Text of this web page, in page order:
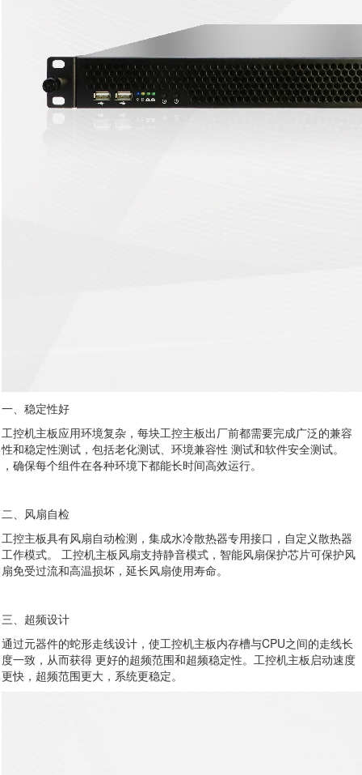
一、稳定性好
工控机主板应用环境复杂，每块工控主板出厂前都需要完成广泛的兼容
性和稳定性测试，包括老化测试、环境兼容性 测试和软件安全测试。
，确保每个组件在各种环境下都能长时间高效运行。
二、风扇自检
工控主板具有风扇自动检测，集成水冷散热器专用接口，自定义散热器
工作模式。 工控机主板风扇支持静音模式，智能风扇保护芯片可保护风
扇免受过流和高温损坏，延长风扇使用寿命。
三、超频设计
通过元器件的蛇形走线设计，使工控机主板内存槽与CPU之间的走线长
度一致，从而获得 更好的超频范围和超频稳定性。工控机主板启动速度
更快，超频范围更大，系统更稳定。